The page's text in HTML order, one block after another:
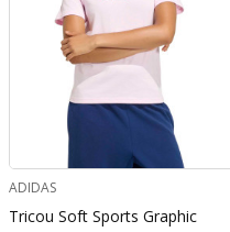
ADIDAS
Tricou Soft Sports Graphic